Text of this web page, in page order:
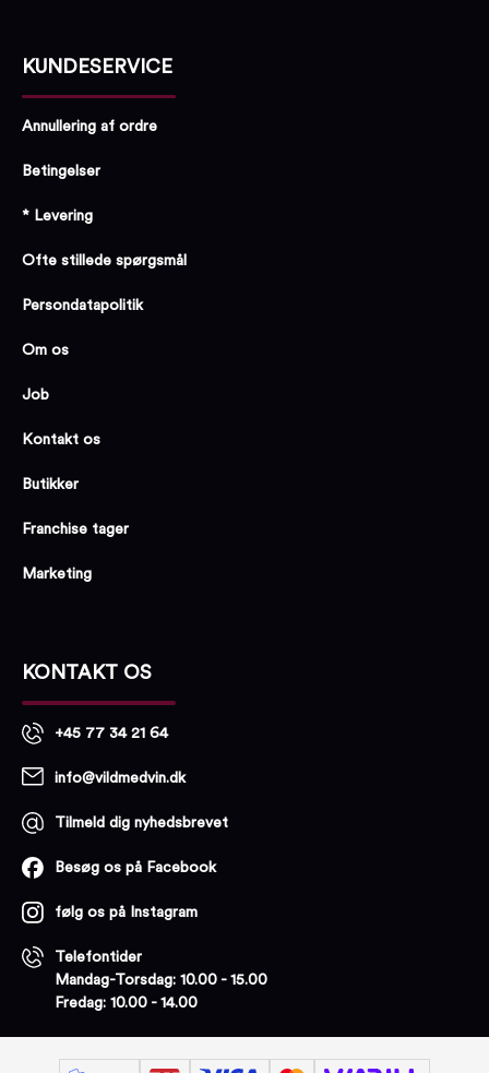
KUNDESERVICE
Annullering af ordre
Betingelser
* Levering
Ofte stillede spørgsmål
Persondatapolitik
Om os
Job
Kontakt os
Butikker
Franchise tager
Marketing
KONTAKT OS
+45 77 34 21 64
info@vildmedvin.dk
Tilmeld dig nyhedsbrevet
Besøg os på Facebook
følg os på Instagram
Telefontider
Mandag-Torsdag: 10.00 - 15.00
Fredag: 10.00 - 14.00